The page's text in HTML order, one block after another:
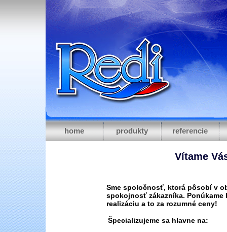
home produkty referencie
Vítame
Sme spoločnosť, ktorá pôsobí v
spokojnosť zákazníka.
realizáciu a to za rozumné ceny!
Špecializujeme sa hlavne na: